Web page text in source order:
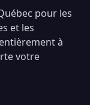
pour les
et les
à
votre